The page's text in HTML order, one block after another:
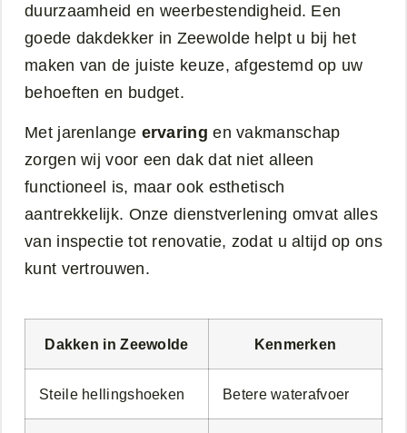
duurzaamheid en weerbestendigheid. Een
goede dakdekker in Zeewolde helpt u bij het
maken van de juiste keuze, afgestemd op uw
behoeften en budget.
Met jarenlange ervaring en vakmanschap
zorgen wij voor een dak dat niet alleen
functioneel is, maar ook esthetisch
aantrekkelijk. Onze dienstverlening omvat alles
van inspectie tot renovatie, zodat u altijd op ons
kunt vertrouwen.
Dakken in Zeewolde Kenmerken
Steile hellingshoeken Betere waterafvoer